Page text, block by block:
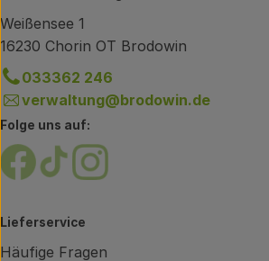
Weißensee 1
16230 Chorin OT Brodowin
033362 246
verwaltung@brodowin.de
Folge uns auf:
Externer Link zu https://
Externer Link zu https://
Externer Link zu
Lieferservice
Häufige Fragen